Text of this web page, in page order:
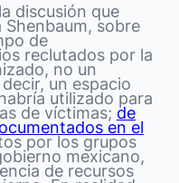
discusión que
sobre
de
reclutados por la
no un
un espacio
utilizado para
de víctimas; de
en el
por los grupos
mexicano,
de recursos